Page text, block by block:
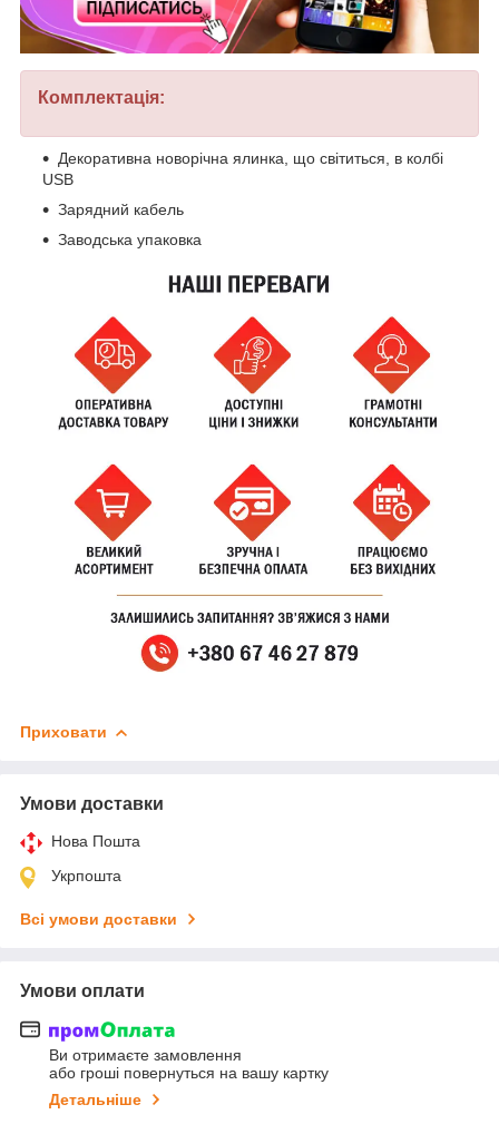
Комплектація:
Декоративна новорічна ялинка, що світиться, в колбі
USB
Зарядний кабель
Заводська упаковка
Приховати
Умови доставки
Нова Пошта
Укрпошта
Всі умови доставки
Умови оплати
Ви отримаєте замовлення
або гроші повернуться на вашу картку
Детальніше